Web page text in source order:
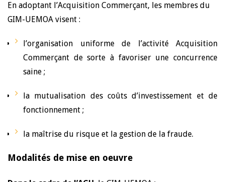
En adoptant l’Acquisition Commerçant, les membres du
GIM-UEMOA visent :
l’organisation uniforme de l’activité Acquisition
Commerçant de sorte à favoriser une concurrence
saine ;
la mutualisation des coûts d’investissement et de
fonctionnement ;
la maîtrise du risque et la gestion de la fraude.
Modalités de mise en oeuvre